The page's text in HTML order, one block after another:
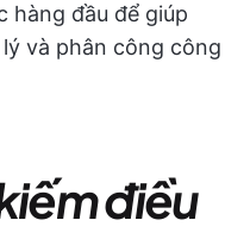
hàng đầu để giúp
và phân công công
điều